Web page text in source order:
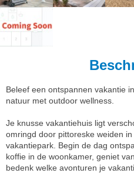
Beleef een ontspannen vakantie
natuur met outdoor wellness.
Je knusse vakantiehuis ligt
omringd door pittoreske weiden
vakantiepark. Begin de dag
koffie in de woonkamer, geniet
bedenk welke avonturen je